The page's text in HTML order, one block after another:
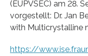
(EUPVSEC) am 28.
vorgestellt: Dr. Jan
with Multicrystalline
https://